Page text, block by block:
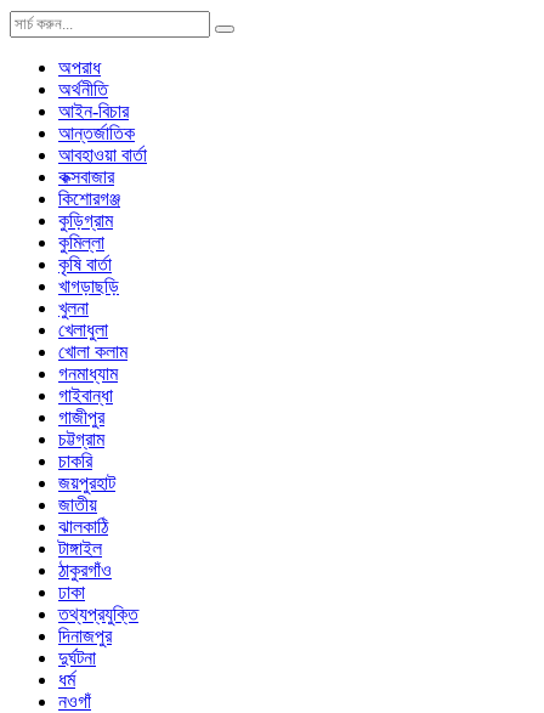
অপরাধ
অর্থনীতি
আইন-বিচার
আন্তর্জাতিক
আবহাওয়া বার্তা
কক্সবাজার
কিশোরগঞ্জ
কুড়িগ্রাম
কুমিল্লা
কৃষি বার্তা
খাগড়াছড়ি
খুলনা
খেলাধুলা
খোলা কলাম
গনমাধ্যাম
গাইবান্ধা
গাজীপুর
চট্টগ্রাম
চাকরি
জয়পুরহাট
জাতীয়
ঝালকাঠি
টাঙ্গাইল
ঠাকুরগাঁও
ঢাকা
তথ্যপ্রযুক্তি
দিনাজপুর
দুর্ঘটনা
ধর্ম
নওগাঁ